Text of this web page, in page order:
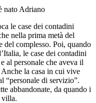
nato Adriano
le case dei contadini
nella prima metà del
del complesso. Poi, quando
le case dei contadini
al personale che aveva il
la casa in cui vive
“personale di servizio”.
abbandonate, da quando i
villa.